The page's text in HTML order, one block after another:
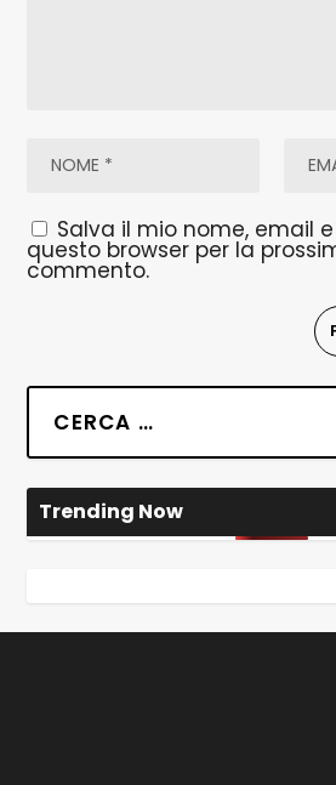
Salva il mio nome, email
questo browser per la
commento.
Trending Now